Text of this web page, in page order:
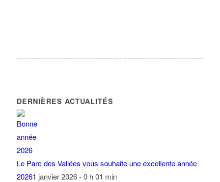
DERNIÈRES ACTUALITÉS
Le Parc des Vallées vous souhaite une excellente année
20261 janvier 2026 - 0 h 01 min